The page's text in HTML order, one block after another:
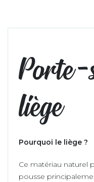
Porte-
liège
Pourquoi le liège ?
Ce matériau naturel
pousse